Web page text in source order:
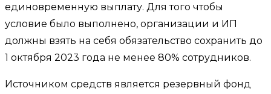
единовременную выплату. Для того чтобы
условие было выполнено, организации и ИП
должны взять на себя обязательство сохранить до
1 октября 2023 года не менее 80% сотрудников.
Источником средств является резервный фонд